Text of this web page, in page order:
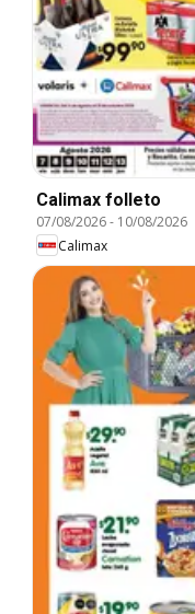
Calimax folleto
07/08/2026- 10/08/2026
Calimax